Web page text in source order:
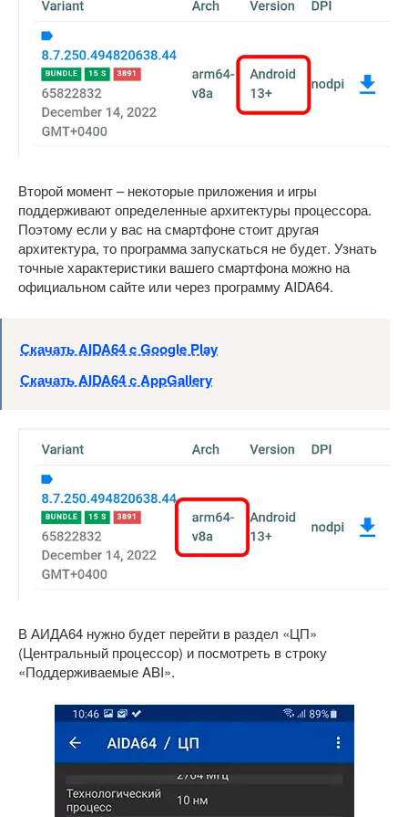
Второй момент – некоторые приложения и игры
поддерживают определенные архитектуры процессора.
Поэтому если у вас на смартфоне стоит другая
архитектура, то программа запускаться не будет. Узнать
точные характеристики вашего смартфона можно на
официальном сайте или через программу AIDA64.
Скачать AIDA64 c Google Play
Скачать AIDA64 с AppGallery
В АИДА64 нужно будет перейти в раздел «ЦП»
(Центральный процессор) и посмотреть в строку
«Поддерживаемые ABI».